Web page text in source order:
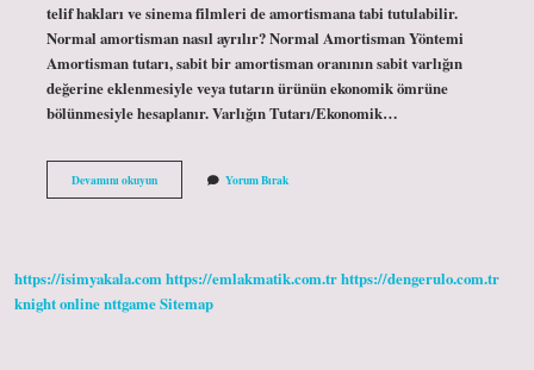
telif hakları ve sinema filmleri de amortismana tabi tutulabilir.
Normal amortisman nasıl ayrılır? Normal Amortisman Yöntemi
Amortisman tutarı, sabit bir amortisman oranının sabit varlığın
değerine eklenmesiyle veya tutarın ürünün ekonomik ömrüne
bölünmesiyle hesaplanır. Varlığın Tutarı/Ekonomik…
Devamını okuyunKaç
Çeşit
Yorum Bırak
https://isimyakala.comhttps://emlakmatik.com.trhttps://dengerulo.com.tr
knight onlinenttgameSitemap